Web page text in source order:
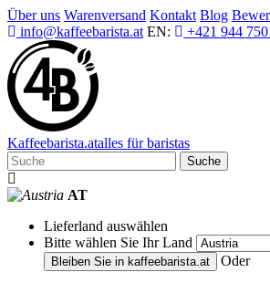
Über uns Warenversand Kontakt Blog
info@kaffeebarista.at EN: +421 944
Kaffeebarista.atalles für baristas
Suche
AT
Lieferland auswählen
Bitte wählen Sie Ihr Land
Bleiben Sie in kaffeebarista.at Oder